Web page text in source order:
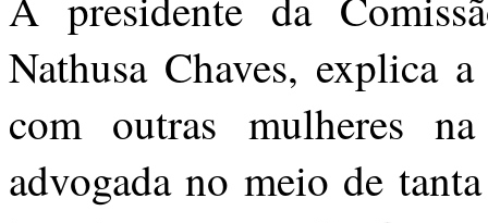
Nathusa Chaves, explica
com outras mulheres
advogada no meio de